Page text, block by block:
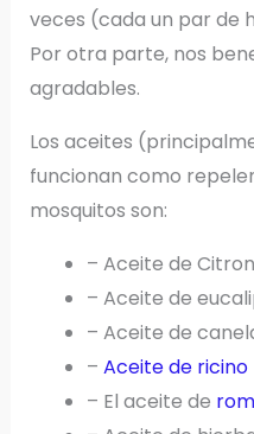
veces (cada un par de
Por otra parte, nos
agradables.
Los aceites
funcionan como
mosquitos son:
– Aceite de
– Aceite de
– Aceite de
– Aceite de ricino
– El aceite de